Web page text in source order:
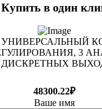
Купить в один
УНИВЕРСАЛЬНЫЙ
3
ДИСКРЕТНЫХ
48300.22₽
Ваше имя